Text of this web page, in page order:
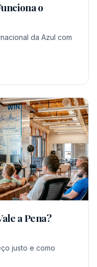
o
da Azul com
a Pena?
justo e como